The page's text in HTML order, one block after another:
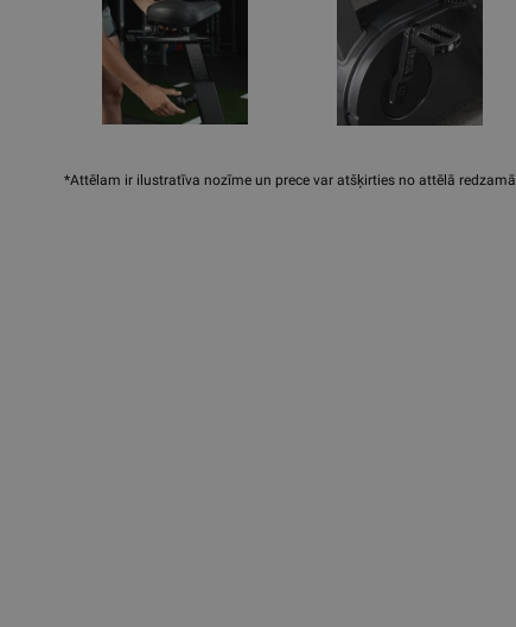
*Attēlam ir ilustratīva nozīme un prece var atšķirties no attēlā redzamā.